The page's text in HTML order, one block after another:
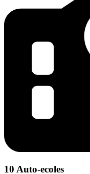
10 Auto-ecoles